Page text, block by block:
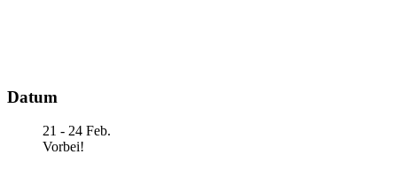
Datum
21 - 24 Feb.
Vorbei!